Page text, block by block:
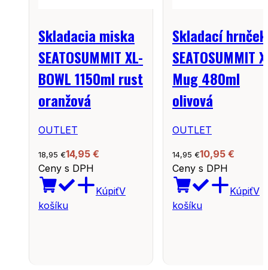
Skladacia miska
SEATOSUMMIT XL-
BOWL 1150ml rust
oranžová
OUTLET
18,95 €14,95 €
Ceny s DPH
KúpiťV
košíku
Skladací hrnček
SEATOSUMMIT
Mug 480ml
olivová
OUTLET
14,95 €10,95 €
Ceny s DPH
KúpiťV
košíku